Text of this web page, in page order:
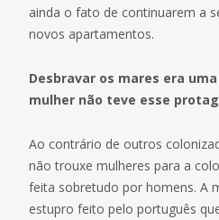
ainda o fato de continuarem a
novos apartamentos.
Desbravar os mares era
mulher não teve esse
Ao contrário de outros
não trouxe mulheres para a
feita sobretudo por homens. A
estupro feito pelo português